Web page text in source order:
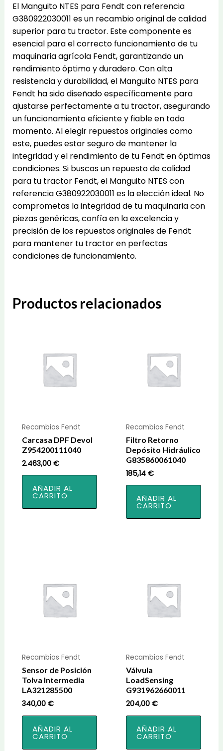
El Manguito NTES para Fendt con referencia
G380922030011 es un recambio original de calidad
superior para tu tractor. Este componente es
esencial para el correcto funcionamiento de tu
maquinaria agrícola Fendt, garantizando un
rendimiento óptimo y duradero. Con alta
resistencia y durabilidad, el Manguito NTES para
Fendt ha sido diseñado específicamente para
ajustarse perfectamente a tu tractor, asegurando
un funcionamiento eficiente y fiable en todo
momento. Al elegir repuestos originales como
este, puedes estar seguro de mantener la
integridad y el rendimiento de tu Fendt en óptimas
condiciones. Si buscas un repuesto de calidad
para tu tractor Fendt, el Manguito NTES con
referencia G380922030011 es la elección ideal. No
comprometas la integridad de tu maquinaria con
piezas genéricas, confía en la excelencia y
precisión de los repuestos originales de Fendt
para mantener tu tractor en perfectas
condiciones de funcionamiento.
Productos relacionados
Recambios Fendt
Carcasa DPF Devol
Z954200111040
2.463,00 €
AÑADIR AL
CARRITO
Recambios Fendt
Filtro Retorno
Depósito Hidráulico
G835860061040
185,14€
AÑADIR AL
CARRITO
Recambios Fendt
Sensor de Posición
Tolva Intermedia
LA321285500
340,00 €
AÑADIR AL
CARRITO
Recambios Fendt
Válvula
LoadSensing
G931962660011
204,00€
AÑADIR AL
CARRITO